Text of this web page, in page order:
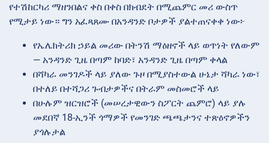
የተሽከርካሪ ማዘንበልና ቀስ በቀስ በክብደት በሚጨምር መሪ ውስጥ
የሚታይ ነው። ግን አፈጻጸሙ በአንዳንድ ቦታዎች ያልተጠናቀቀ ነው፦
የኤሌክትሪክ ኃይል መሪው በትንሽ ማዕዘኖች ላይ ወጥነት የለውም
— አንዳንድ ጊዜ በጣም ከባድ፣ አንዳንድ ጊዜ በጣም ቀላል
በሻካራ መንገዶች ላይ ያለው ጉዞ በሚያስተውል ሁኔታ ሻካራ ነው፣
በተለይ በተሻጋሪ ጉብታዎችና በትራም መስመሮች ላይ
በሁሉም ዝርዝሮች (መሠረታዊውን ስፖርት ጨምሮ) ላይ ያሉ
መደበኛ 18-ኢንች ጎማዎች የመንገድ ጫጫታንና ተጽዕኖዎችን
ያጎሉታል